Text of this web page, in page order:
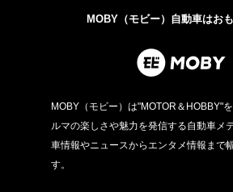
MOBY（モビー）自動車はお
MOBY（モビー）は"MOTOR＆HOBBY"
ルマの楽しさや魅力を発信する自動車メ
車情報やニュースからエンタメ情報まで
す。